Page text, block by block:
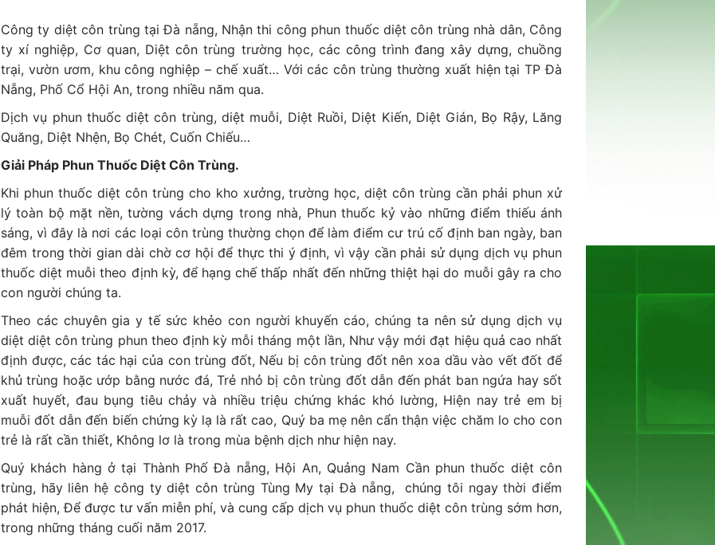
Công ty diệt côn trùng tại Đà nẵng, Nhận thi công phun thuốc diệt côn trùng nhà dân, Công
ty xí nghiệp, Cơ quan, Diệt côn trùng trường học, các công trình đang xây dựng, chuồng
trại, vườn ươm, khu công nghiệp – chế xuất… Với các côn trùng thường xuất hiện tại TP Đà
Nẵng, Phố Cổ Hội An, trong nhiều năm qua.
Dịch vụ phun thuốc diệt côn trùng, diệt muỗi, Diệt Ruồi, Diệt Kiến, Diệt Gián, Bọ Rậy, Lăng
Quăng, Diệt Nhện, Bọ Chét, Cuốn Chiếu…
Giải Pháp Phun Thuốc Diệt Côn Trùng.
Khi phun thuốc diệt côn trùng cho kho xưởng, trường học, diệt côn trùng cần phải phun xử
lý toàn bộ mặt nền, tường vách dựng trong nhà, Phun thuốc kỷ vào những điểm thiếu ánh
sáng, vì đây là nơi các loại côn trùng thường chọn để làm điểm cư trú cố định ban ngày, ban
đêm trong thời gian dài chờ cơ hội để thực thi ý định, vì vậy cần phải sử dụng dịch vụ phun
thuốc diệt muỗi theo định kỳ, để hạng chế thấp nhất đến những thiệt hại do muỗi gây ra cho
con người chúng ta.
Theo các chuyên gia y tế sức khẻo con người khuyến cáo, chúng ta nên sử dụng dịch vụ
diệt diệt côn trùng phun theo định kỳ mỗi tháng một lần, Như vậy mới đạt hiệu quả cao nhất
định được, các tác hại của con trùng đốt, Nếu bị côn trùng đốt nên xoa dầu vào vết đốt để
khủ trùng hoặc ướp bằng nước đá, Trẻ nhỏ bị côn trùng đốt dẫn đến phát ban ngứa hay sốt
xuất huyết, đau bụng tiêu chảy và nhiều triệu chứng khác khó lường, Hiện nay trẻ em bị
muỗi đốt dẫn đến biến chứng kỳ lạ là rất cao, Quý ba mẹ nên cẩn thận việc chăm lo cho con
trẻ là rất cần thiết, Không lơ là trong mùa bệnh dịch như hiện nay.
Quý khách hàng ở tại Thành Phố Đà nẵng, Hội An, Quảng Nam Cần phun thuốc diệt côn
trùng, hãy liên hệ công ty diệt côn trùng Tùng My tại Đà nẵng, chúng tôi ngay thời điểm
phát hiện, Để được tư vấn miễn phí, và cung cấp dịch vụ phun thuốc diệt côn trùng sớm hơn,
trong những tháng cuối năm 2017.